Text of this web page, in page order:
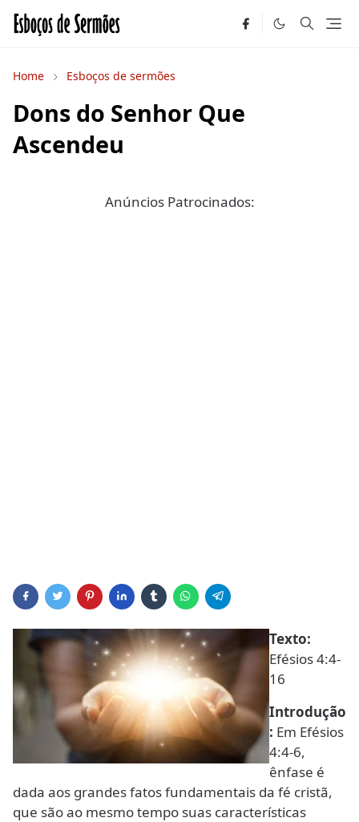
Home Esboços de sermões
Dons do Senhor Que
Ascendeu
Anúncios Patrocinados:
Texto:
Efésios 4:4-
16
Introdução
: Em Efésios
4:4-6,
ênfase é
dada aos grandes fatos fundamentais da fé cristã,
que são ao mesmo tempo suas características